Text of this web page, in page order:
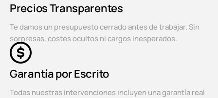
Precios Transparentes
Te damos un presupuesto cerrado antes de trabajar. Sin
sorpresas, costes ocultos ni cargos inesperados.
Garantía por Escrito
Todas nuestras intervenciones incluyen una garantía real